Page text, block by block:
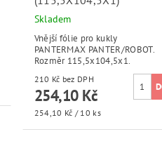
Skladem
Vnější fólie pro kukly
PANTERMAX PANTER/ROBOT.
Rozměr 115,5x104,5x1.
210 Kč bez DPH
254,10 Kč
254,10 Kč / 10 ks